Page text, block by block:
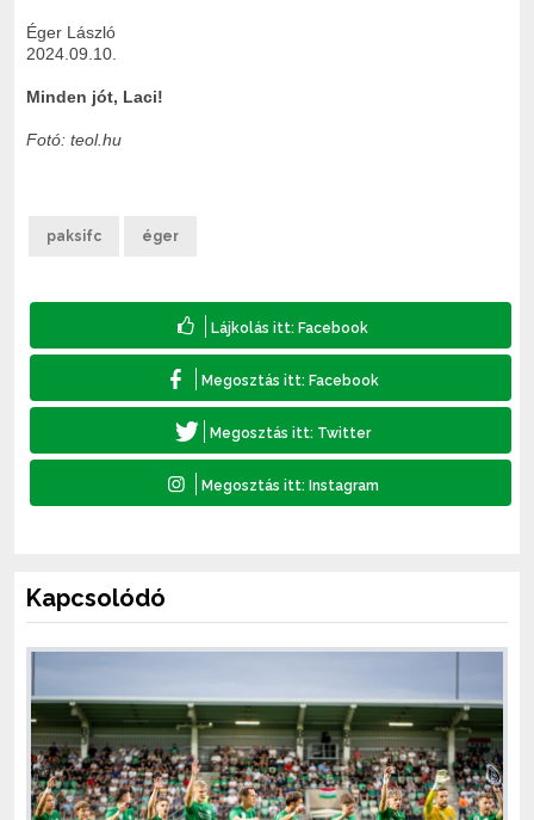
Éger László
2024.09.10.
Minden jót, Laci!
Fotó: teol.hu
paksifc éger
Kapcsolódó